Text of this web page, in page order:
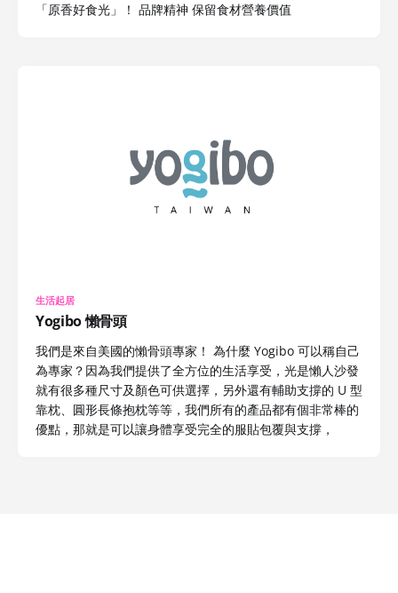
「原香好食光」！ 品牌精神 保留食材營養價值
生活起居
Yogibo 懶骨頭
我們是來自美國的懶骨頭專家！ 為什麼 Yogibo 可以稱自己
為專家？因為我們提供了全方位的生活享受，光是懶人沙發
就有很多種尺寸及顏色可供選擇，另外還有輔助支撐的 U 型
靠枕、圓形長條抱枕等等，我們所有的產品都有個非常棒的
優點，那就是可以讓身體享受完全的服貼包覆與支撐，